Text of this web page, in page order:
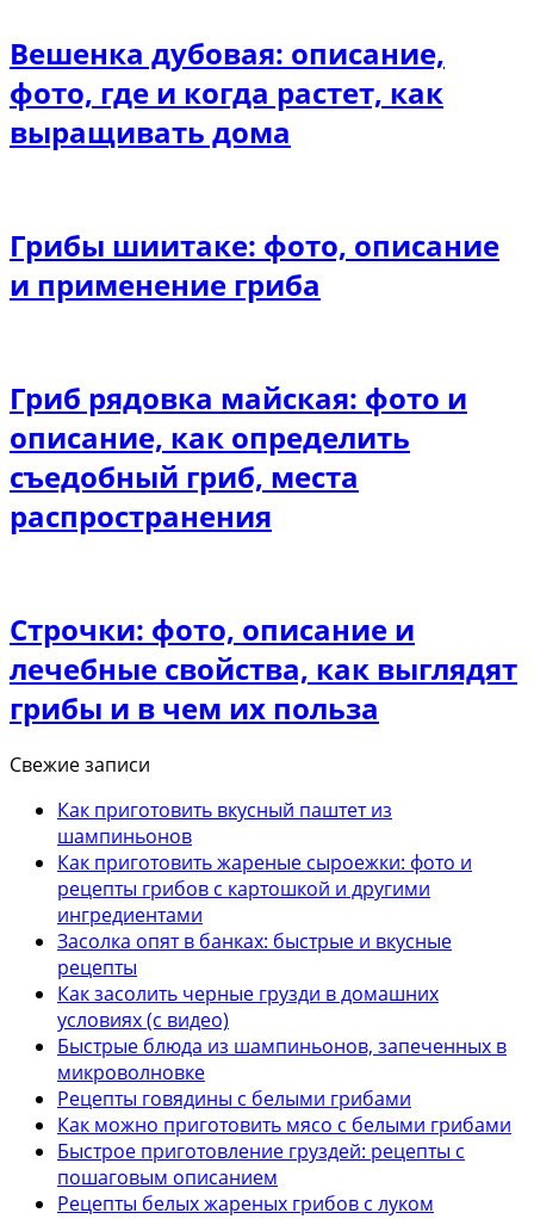
Вешенка дубовая: описание,
фото, где и когда растет, как
выращивать дома
Грибы шиитаке: фото, описание
и применение гриба
Гриб рядовка майская: фото и
описание, как определить
съедобный гриб, места
распространения
Строчки: фото, описание и
лечебные свойства, как выглядят
грибы и в чем их польза
Свежие записи
Как приготовить вкусный паштет из
шампиньонов
Как приготовить жареные сыроежки: фото и
рецепты грибов с картошкой и другими
ингредиентами
Засолка опят в банках: быстрые и вкусные
рецепты
Как засолить черные грузди в домашних
условиях (с видео)
Быстрые блюда из шампиньонов, запеченных в
микроволновке
Рецепты говядины с белыми грибами
Как можно приготовить мясо с белыми грибами
Быстрое приготовление груздей: рецепты с
пошаговым описанием
Рецепты белых жареных грибов с луком